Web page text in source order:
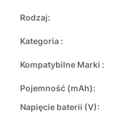
Rodzaj:
Kategoria :
Kompatybilne Marki :
Pojemność (mAh):
Napięcie baterii (V):